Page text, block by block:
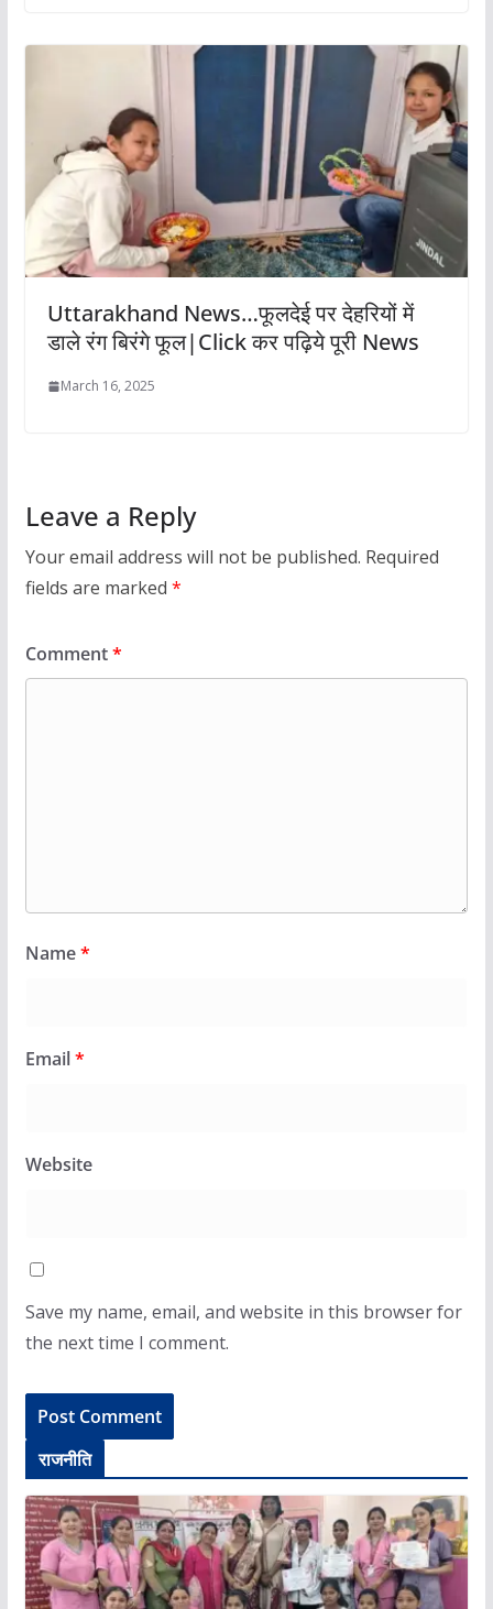
Uttarakhand News…फूलदेई पर देहरियों में
डाले रंग बिरंगे फूल|Click कर पढ़िये पूरी News
March 16, 2025
Leave a Reply
Your email address will not be published. Required
fields are marked *
Comment*
Name*
Email*
Website
Save my name, email, and website in this browser for
the next time I comment.
राजनीति